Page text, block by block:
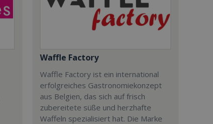
Waffle Factory
Waffle Factory ist ein international
erfolgreiches Gastronomiekonzept
aus Belgien, das sich auf frisch
zubereitete süße und herzhafte
Waffeln spezialisiert hat. Die Marke